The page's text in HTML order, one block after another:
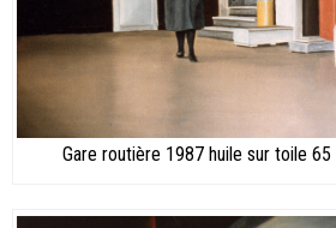
Gare routière 1987 huile sur toile